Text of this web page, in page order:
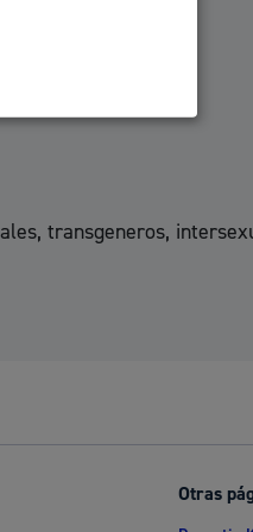
transgeneros,
Otras